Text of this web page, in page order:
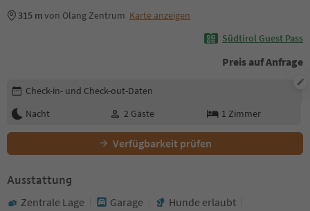
315 mvon Olang Zentrum Karte anzeigen
Südtirol Guest Pass
Preis auf Anfrage
Buchungsdetails bearbeiten
Check-in- und Check-out-Daten
Nacht
2 Gäste 1 Zimmer
Verfügbarkeit prüfen
Ausstattung
Zentrale Lage Garage
Hunde erlaubt